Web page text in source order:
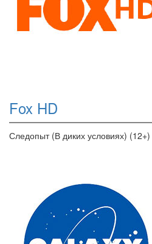
Fox HD
Следопыт (В диких условиях) (12+)